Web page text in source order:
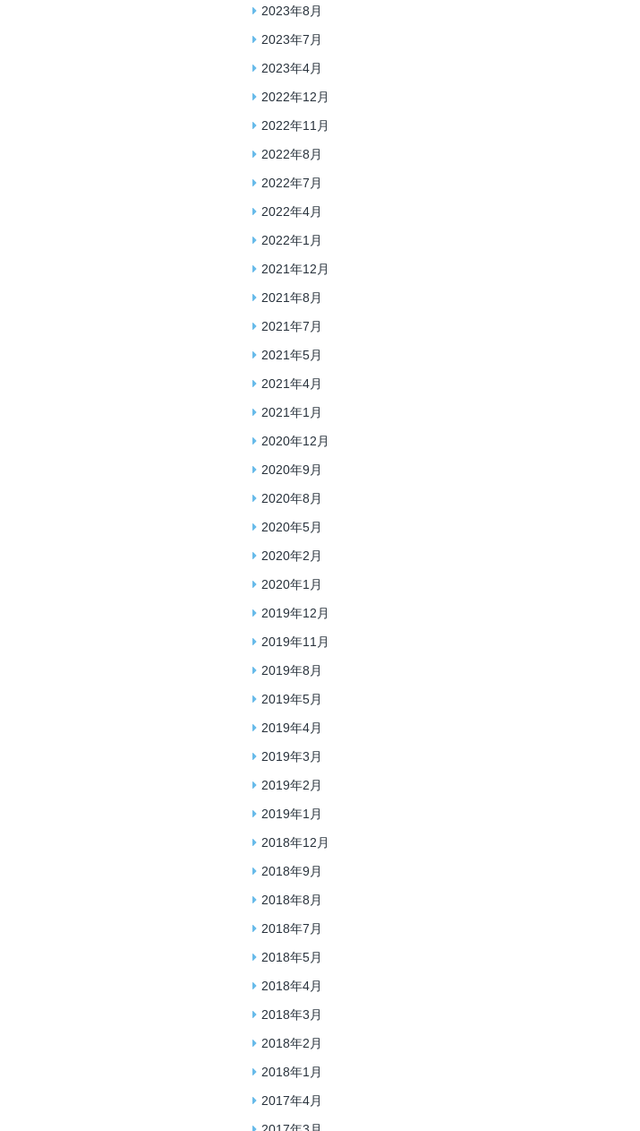
2023年8月
2023年7月
2023年4月
2022年12月
2022年11月
2022年8月
2022年7月
2022年4月
2022年1月
2021年12月
2021年8月
2021年7月
2021年5月
2021年4月
2021年1月
2020年12月
2020年9月
2020年8月
2020年5月
2020年2月
2020年1月
2019年12月
2019年11月
2019年8月
2019年5月
2019年4月
2019年3月
2019年2月
2019年1月
2018年12月
2018年9月
2018年8月
2018年7月
2018年5月
2018年4月
2018年3月
2018年2月
2018年1月
2017年4月